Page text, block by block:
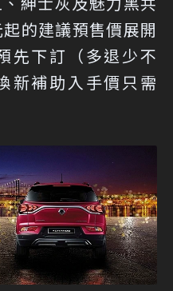
的建議預售價展開
先下訂（多退少不
新補助入手價只需